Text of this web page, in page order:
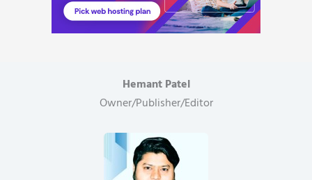
Hemant Patel
Owner/Publisher/Editor